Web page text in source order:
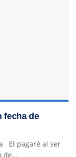
fecha de
El pagaré al ser
de...